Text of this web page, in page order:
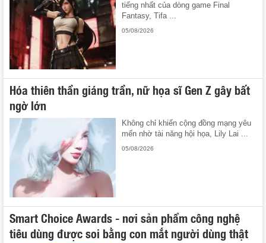
tiếng nhất của dòng game Final
Fantasy, Tifa ...
05/08/2026
Hóa thiên thần giáng trần, nữ họa sĩ Gen Z gây bất
ngờ lớn
Không chỉ khiến cộng đồng mạng yêu
mến nhờ tài năng hội họa, Lily Lai ...
05/08/2026
Smart Choice Awards - nơi sản phẩm công nghệ
tiêu dùng được soi bằng con mắt người dùng thật